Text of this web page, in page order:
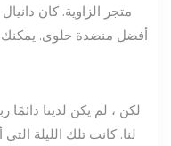
متجر الزاوية. كان
أفضل منضدة حلوى.
لكن ، لم يكن لدينا دائمًا
لنا. كانت تلك الليلة